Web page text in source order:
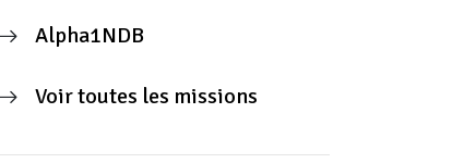
Alpha1NDB
Voir toutes les missions